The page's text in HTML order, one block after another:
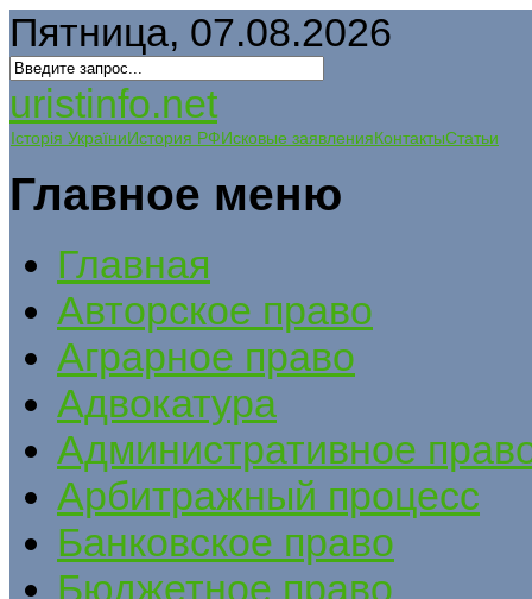
Пятница, 07.08.2026
uristinfo.net
Історія УкраїниИстория РФИсковые заявленияКонтактыСтатьи
Главное меню
Главная
Авторское право
Аграрное право
Адвокатура
Административное
Арбитражный процесс
Банковское право
Бюджетное право